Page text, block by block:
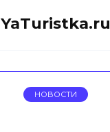
YaTuristka.ru
НОВОСТИ